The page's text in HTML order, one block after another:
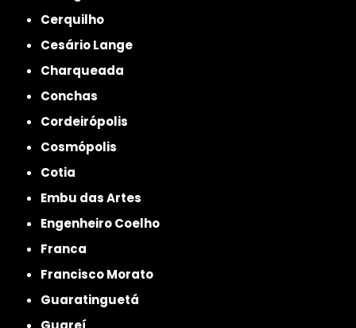
Cerquilho
Cesário Lange
Charqueada
Conchas
Cordeirópolis
Cosmópolis
Cotia
Embu das Artes
Engenheiro Coelho
Franca
Francisco Morato
Guaratinguetá